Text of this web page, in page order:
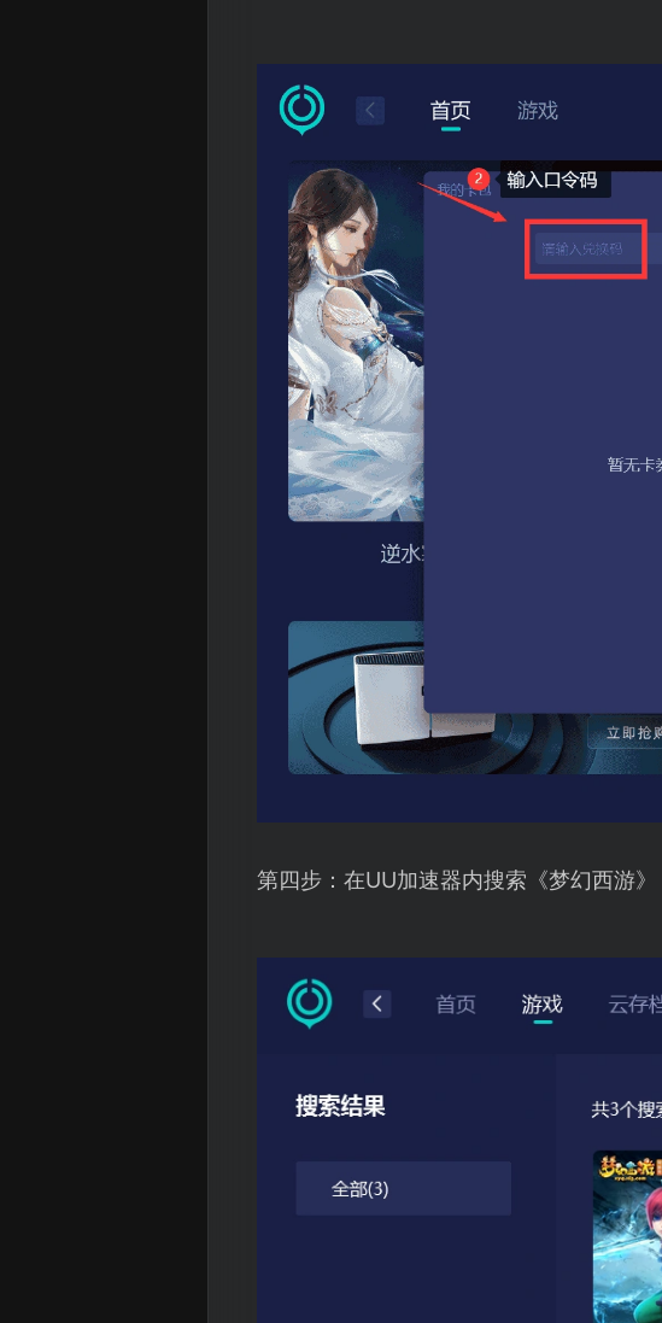
第四步：在UU加速器内搜索《梦幻西游